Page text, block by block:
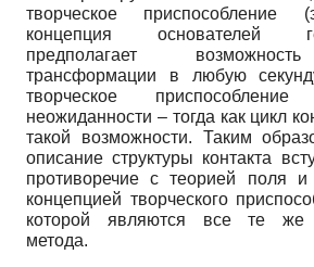
творческое
концепция основателей
предполагает
трансформации в любую
творческое
неожиданности – тогда как цикл
такой возможности. Таким
описание структуры контакта
противоречие с теорией поля и
концепцией творческого
которой являются все те же
метода.